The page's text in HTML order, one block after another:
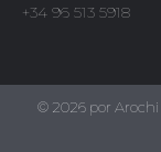
+34 96 513 5918
© 2026 por Arochi